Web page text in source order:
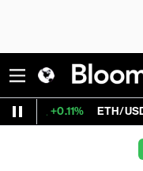
ETH/USD 1,920.33